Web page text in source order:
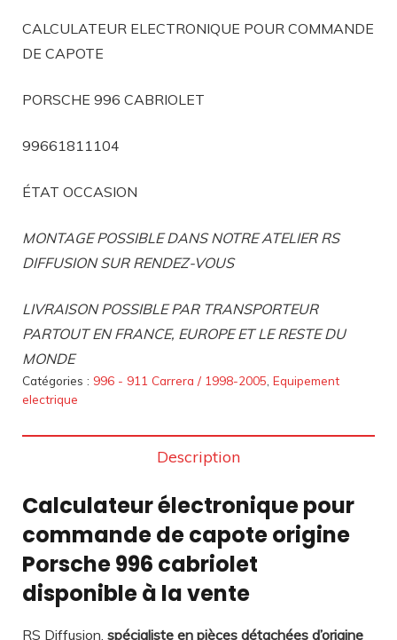
CALCULATEUR ELECTRONIQUE POUR COMMANDE
DE CAPOTE
PORSCHE 996 CABRIOLET
99661811104
ÉTAT OCCASION
MONTAGE POSSIBLE DANS NOTRE ATELIER RS
DIFFUSION SUR RENDEZ-VOUS
LIVRAISON POSSIBLE PAR TRANSPORTEUR
PARTOUT EN FRANCE, EUROPE ET LE RESTE DU
MONDE
Catégories : 996 - 911 Carrera / 1998-2005 Equipement
electrique
Description
Calculateur électronique pour
commande de capote origine
Porsche 996 cabriolet
disponible à la vente
RS Diffusion, spécialiste en pièces détachées d’origine